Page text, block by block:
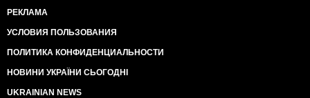
РЕКЛАМА
УСЛОВИЯ ПОЛЬЗОВАНИЯ
ПОЛИТИКА КОНФИДЕНЦИАЛЬНОСТИ
НОВИНИ УКРАЇНИ СЬОГОДНІ
UKRAINIAN NEWS